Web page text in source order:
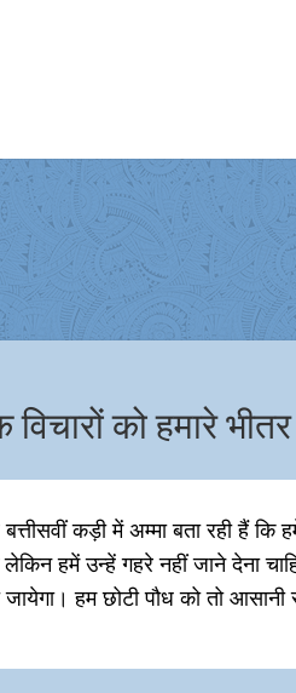
को हमारे
कड़ी में अम्मा बता रही हैं कि
हमें उन्हें गहरे नहीं जाने देना
हम छोटी पौध को तो